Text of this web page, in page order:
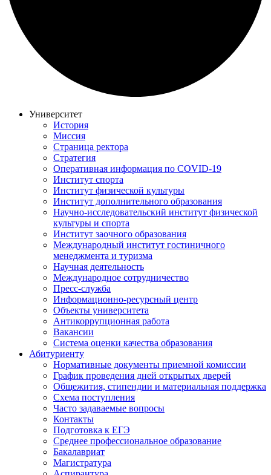
Университет
История
Миссия
Страница ректора
Стратегия
Оперативная информация по COVID-19
Институт спорта
Институт физической культуры
Институт дополнительного образования
Научно-исследовательский институт физической
культуры и спорта
Институт заочного образования
Международный институт гостиничного
менеджмента и туризма
Научная деятельность
Международное сотрудничество
Пресс-служба
Информационно-ресурсный центр
Объекты университета
Антикоррупционная работа
Вакансии
Система оценки качества образования
Абитуриенту
Нормативные документы приемной комиссии
График проведения дней открытых дверей
Общежития, стипендии и материальная поддержка
Схема поступления
Часто задаваемые вопросы
Контакты
Подготовка к ЕГЭ
Среднее профессиональное образование
Бакалавриат
Магистратура